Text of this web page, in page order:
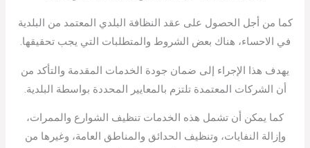
كما من أجل الحصول على عقد النظافة البلدي المعتمد من البلدية
في الاحساء، هناك بعض الشروط والمتطلبات التي يجب تحقيقها.
يهدف هذا الإجراء إلى ضمان جودة الخدمات المقدمة والتأكد من
أن الشركات المعتمدة تلتزم بالمعايير المحددة بواسطة البلدية.
كما يمكن أن تشمل هذه الخدمات تنظيف الشوارع والممرات،
وإزالة النفايات، وتنظيف الحدائق والمناطق العامة، وغيرها من